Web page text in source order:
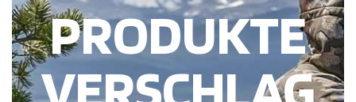
PRODUKTE